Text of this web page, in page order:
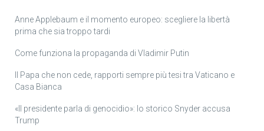
Anne Applebaum e il momento europeo: scegliere la libertà
prima che sia troppo tardi
Come funziona la propaganda di Vladimir Putin
Il Papa che non cede, rapporti sempre più tesi tra Vaticano e
Casa Bianca
«Il presidente parla di genocidio»: lo storico Snyder accusa
Trump